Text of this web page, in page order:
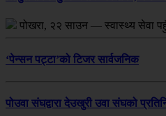
पोखरा, २२ साउन — स्वास्थ्य सेवा
‘पेन्सन पट्टा’को टिजर सार्वजनिक
पोउवा संघद्वारा देउखुरी उवा संघको